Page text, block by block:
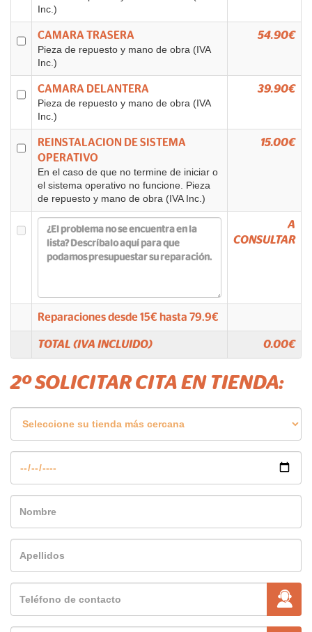
Inc.)
CAMARA TRASERA
Pieza de repuesto y mano de obra (IVA
Inc.)
54.90€
CAMARA DELANTERA
Pieza de repuesto y mano de obra (IVA
Inc.)
39.90€
REINSTALACION DE SISTEMA
OPERATIVO
En el caso de que no termine de iniciar o
el sistema operativo no funcione. Pieza
de repuesto y mano de obra (IVA Inc.)
15.00€
A
CONSULTAR
Reparaciones desde15€ hasta 79.9€
TOTAL (IVA INCLUIDO) 0.00€
2º SOLICITAR CITA EN TIENDA: